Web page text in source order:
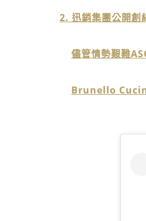
2. 迅銷集團公開創
儘管情勢艱難
Brunello